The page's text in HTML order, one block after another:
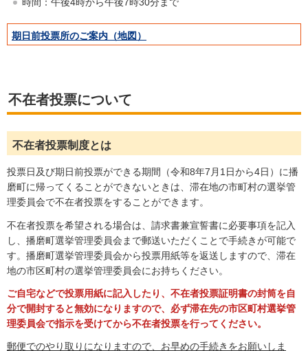
期日前投票所のご案内（地図）
不在者投票について
不在者投票制度とは
投票日及び期日前投票ができる期間（令和8年7月1日から4日）に播
磨町に帰ってくることができないときは、滞在地の市町村の選挙管
理委員会で不在者投票をすることができます。
不在者投票を希望される場合は、請求書兼宣誓書に必要事項を記入
し、播磨町選挙管理委員会まで郵送いただくことで手続きが可能で
す。播磨町選挙管理委員会から投票用紙等を返送しますので、滞在
地の市区町村の選挙管理委員会にお持ちください。
ご自宅などで投票用紙に記入したり、不在者投票証明書の封筒を自
分で開封すると無効になりますので、必ず滞在先の市区町村選挙管
理委員会で指示を受けてから不在者投票を行ってください。
郵便でのやり取りになりますので、お早めの手続きをお願いしま